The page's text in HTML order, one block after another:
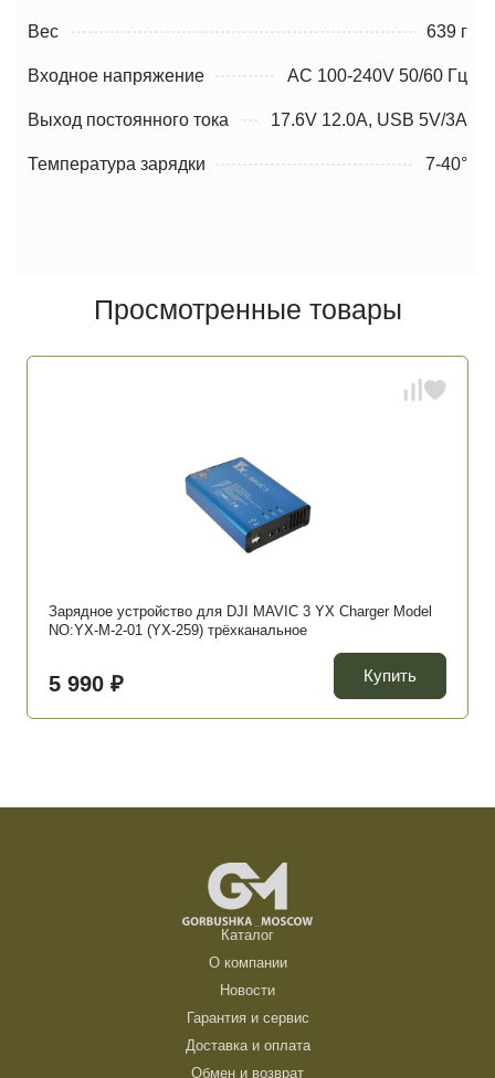
Вес 639 г
Входное напряжение AC 100-240V 50/60 Гц
Выход постоянного тока 17.6V 12.0A, USB 5V/3A
Температура зарядки 7-40°
Просмотренные товары
Зарядное устройство для DJI MAVIC 3 YX Charger Model
NO:YX-M-2-01 (YX-259) трёхканальное
5 990 ₽ Купить
Каталог
О компании
Новости
Гарантия и сервис
Доставка и оплата
Обмен и возврат